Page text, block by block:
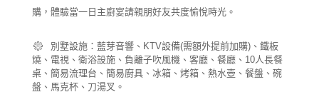
購，體驗當一日主廚宴請親朋好友共度愉悅時光。
別墅設施：藍芽音響、KTV設備(需額外提前加購)、鐵板
燒、電視、衛浴設施、負離子吹風機、客廳、餐廳、10人長餐
桌、簡易流理台、簡易廚具、冰箱、烤箱、熱水壺、餐盤、碗
盤、馬克杯、刀湯叉。